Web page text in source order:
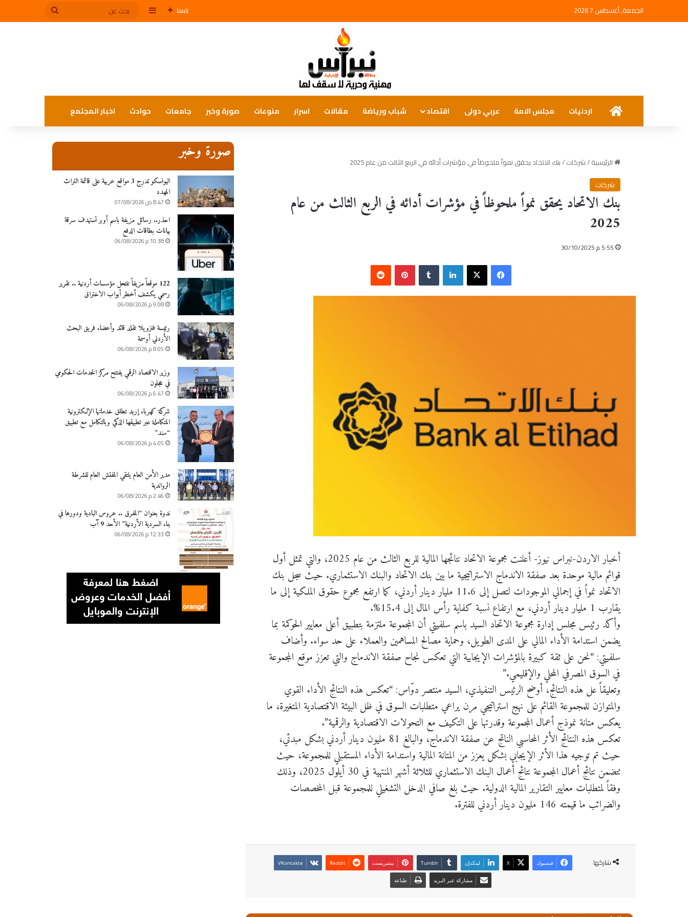
الجمعة, أغسطس 7 2026 تابعنا إضافة عمود جانبي
بحث
الرئيسيةاردنيات مجلس الامة عربي دولى اقتصاد شباب ورياضة مقالات اسرار منوعات صورة وخبر جامعات حوادث اخبار المجتمع
الرئيسية/شركات/بنك الاتحاد يحقق نمواً ملحوظاً في مؤشرات أدائه في الربع الثالث من عام 2025
شركات
بنك الاتحاد يحقق نمواً ملحوظاً في مؤشرات أدائه في الربع الثالث من عام
2025
5:55 م 30/10/2025
فيسبوك‫X لينكدإن ‏Tumblr بينتيريست
‏Reddit
أخبار الاردن-نبراس نيوز- أعلنت مجموعة الاتحاد نتائجها المالية للربع الثالث من عام 2025، والتي تمثل أول
قوائم مالية موحدة بعد صفقة الاندماج الاستراتيجية ما بين بنك الاتحاد والبنك الاستثماري. حيث سجل بنك
الاتحاد نمواً في إجمالي الموجودات لتصل إلى 11.6 مليار دينار أردني، كما ارتفع مجموع حقوق الملكية إلى ما
يقارب 1 مليار دينار أردني، مع ارتفاع نسبة كفاية رأس المال إلى 15.4%.
وأكد رئيس مجلس إدارة مجموعة الاتحاد السيد باسم سلفيتي أن المجموعة ملتزمة بتطبيق أعلى معايير الحوكمة بما
يضمن استدامة الأداء المالي على المدى الطويل، وحماية مصالح المساهمين والعملاء على حد سواء. وأضاف
سلفيتي: “نحن على ثقة كبيرة بالمؤشرات الإيجابية التي تعكس نجاح صفقة الاندماج والتي تعزز موقع المجموعة
في السوق المصرفي المحلي والإقليمي.”
وتعليقاً عل هذه النتائج، أوضح الرئيس التنفيذي، السيد منتصر دوّاس: “تعكس هذه النتائج الأداء القوي
والمتوازن للمجموعة القائم على نهج استراتيجي مرن يراعي متطلبات السوق في ظل البيئة الاقتصادية المتغيرة، ما
يعكس متانة نموذج أعمال المجموعة وقدرتها على التكيف مع التحولات الاقتصادية والرقمية”.
تعكس هذه النتائج الأثر المحاسبي الناتج عن صفقة الاندماج، والبالغ 81 مليون دينار أردني بشكل مبدئي،
حيث تم توجيه هذا الأثر الإيجابي بشكل يعزز من المتانة المالية واستدامة الأداء المستقبلي للمجموعة، حيث
تتضمن نتائج أعمال المجموعة نتائج أعمال البنك الاستثماري للثلاثة أشهر المنتهية في 30 أيلول 2025، وذلك
وفقاً لمتطلبات معايير التقارير المالية الدولية. حيث بلغ صافي الدخل التشغيلي للمجموعة قبل المخصصات
والضرائب ما قيمته 146 مليون دينار أردني للفترة.
شاركها فيسبوك ‫X لينكدإن ‏Tumblr بينتيريست ‏Reddit
مشاركة عبر البريد طباعة
صورة وخبر
اليونسكو تدرج 3 مواقع عربية على قائمة التراث
المهدد
8:47 ص 07/08/2026
احذر.. رسائل مزيفة باسم أوبر تستهدف سرقة
بيانات بطاقات الدفع
10:38 م 06/08/2026
122 موقعاً مزيفاً تنتحل مؤسسات أردنية .. تقرير
رسمي يكشف أخطر أبواب الاختراق
9:08 م 06/08/2026
رئيسة فنزويلا تقلد قائد وأعضاء فريق البحث
الأردني أوسمة
8:05 م 06/08/2026
وزير الاقتصاد الرقمي يفتتح مركز الخدمات الحكومي
في عجلون
6:47 م 06/08/2026
شركة كهرباء إربد تطلق خدماتها الإلكترونية
المتكاملة عبر تطبيقها الذكي وبالتكامل مع تطبيق
“سند”
4:05 م 06/08/2026
مدير الأمن العام يلتقي المفتش العام للشرطة
الرواندية
2:46 م 06/08/2026
ندوة بعنوان “المفرق .. عروس البادية ودورها في
بناء السردية الأردنية” الأحد 9 آب
12:33 م 06/08/2026